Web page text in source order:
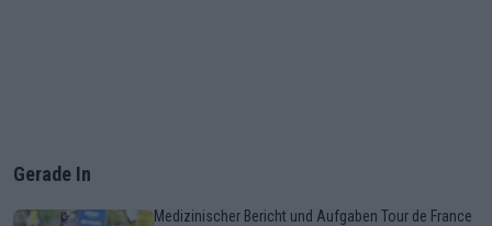
Gerade In
Medizinischer Bericht und Aufgaben Tour de France